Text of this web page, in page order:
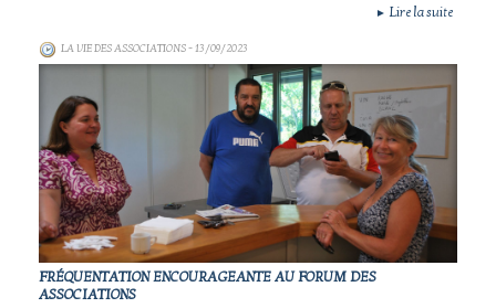
► Lire la suite
LA VIE DES ASSOCIATIONS- 13/09/2023
FRÉQUENTATION ENCOURAGEANTE AU FORUM DES
ASSOCIATIONS